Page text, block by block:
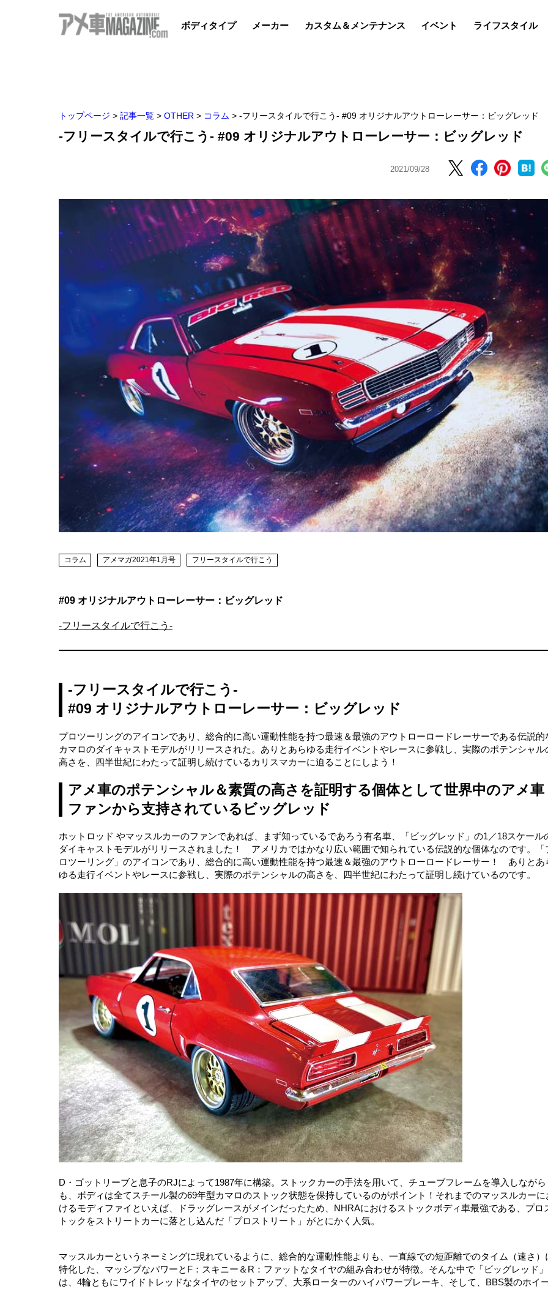
ボディタイプ メーカー カスタム＆メンテナンス イベント ライフスタイル
トップページ > 記事一覧 > OTHER > コラム > -フリースタイルで行こう- #09 オリジナルアウトローレーサー：ビッグレッド
-フリースタイルで行こう- #09 オリジナルアウトローレーサー：ビッグレッド
2021/09/28
コラム アメマガ2021年1月号 フリースタイルで行こう
#09 オリジナルアウトローレーサー：ビッグレッド
-フリースタイルで行こう-
-フリースタイルで行こう-
#09 オリジナルアウトローレーサー：ビッグレッド
プロツーリングのアイコンであり、総合的に高い運動性能を持つ最速＆最強のアウトローロードレーサーである伝説的
カマロのダイキャストモデルがリリースされた。ありとあらゆる走行イベントやレースに参戦し、実際のポテンシャル
高さを、四半世紀にわたって証明し続けているカリスマカーに迫ることにしよう！
アメ車のポテンシャル＆素質の高さを証明する個体として世界中のアメ車
ファンから支持されているビッグレッド
ホットロッド やマッスルカーのファンであれば、まず知っているであろう有名車、「ビッグレッド」の1／18スケール
ダイキャストモデルがリリースされました！ アメリカではかなり広い範囲で知られている伝説的な個体なのです。「
ロツーリング」のアイコンであり、総合的に高い運動性能を持つ最速＆最強のアウトローロードレーサー！ ありとあ
ゆる走行イベントやレースに参戦し、実際のポテンシャルの高さを、四半世紀にわたって証明し続けているのです。
D・ゴットリーブと息子のRJによって1987年に構築。ストックカーの手法を用いて、チューブフレームを導入しながら
も、ボディは全てスチール製の69年型カマロのストック状態を保持しているのがポイント！それまでのマッスルカーに
けるモディファイといえば、ドラッグレースがメインだったため、NHRAにおけるストックボディ車最強である、プロ
トックをストリートカーに落とし込んだ「プロストリート」がとにかく人気。
マッスルカーというネーミングに現れているように、総合的な運動性能よりも、一直線での短距離でのタイム（速さ）
特化した、マッシブなパワーとF：スキニー＆R：ファットなタイヤの組み合わせが特徴。そんな中で「ビッグレッド」
は、4輪ともにワイドトレッドなタイヤのセットアップ、大系ローターのハイパワーブレーキ、そして、BBS製のホイ